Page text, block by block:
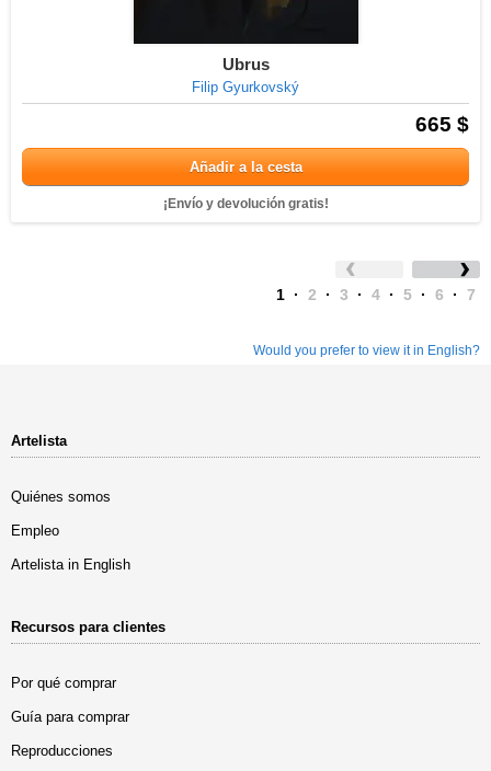
Ubrus
Filip Gyurkovský
665 $
Añadir a la cesta
¡Envío y devolución gratis!
1 · 2 · 3 · 4 · 5 · 6 · 7
Would you prefer to view it in English?
Artelista
Quiénes somos
Empleo
Artelista in English
Recursos para clientes
Por qué comprar
Guía para comprar
Reproducciones